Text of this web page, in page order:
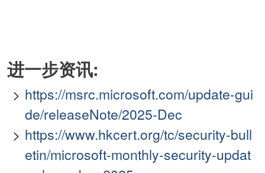
进一步资讯:
https://msrc.microsoft.com/update-gui
de/releaseNote/2025-Dec
https://www.hkcert.org/tc/security-bull
etin/microsoft-monthly-security-updat